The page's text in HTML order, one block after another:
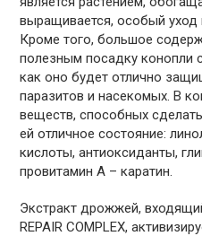
выращивается, особый уход
Кроме того, большое
полезным посадку конопли
как оно будет отлично
паразитов и насекомых. В
веществ, способных
ей отличное состояние:
кислоты, антиоксиданты,
провитамин А – каратин.
Экстракт дрожжей,
REPAIR COMPLEX,